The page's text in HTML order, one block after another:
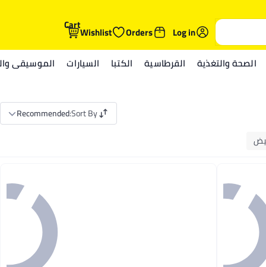
Log in
Orders
Wishlist
Cart
الصحة والتغذية القرطاسية الكتبا السيارات الموسيقى
Sort By
:
Recommended